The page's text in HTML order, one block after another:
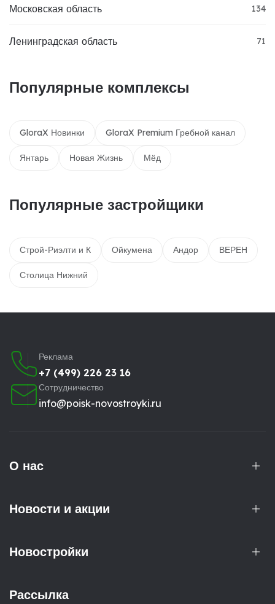
Московская область 134
Ленинградская область 71
Популярные комплексы
GloraX Новинки GloraX Premium Гребной канал
Янтарь Новая Жизнь Мёд
Популярные застройщики
Строй-Риэлти и К Ойкумена Андор ВЕРЕН
Столица Нижний
Реклама
+7 (499) 226 23 16
Сотрудничество
info@poisk-novostroyki.ru
О нас
Новости и акции
Новостройки
Рассылка